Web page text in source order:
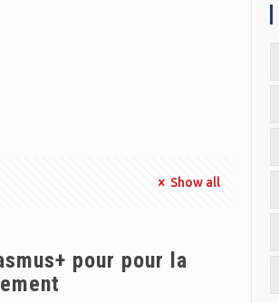
Show all
pour pour la